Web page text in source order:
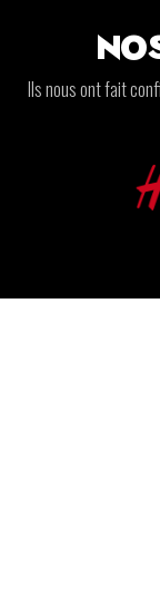
Ils nous ont fait